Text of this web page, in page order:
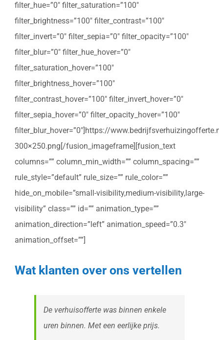
filter_hue=”0″ filter_saturation=”100″
filter_brightness=”100″ filter_contrast=”100″
filter_invert=”0″ filter_sepia=”0″ filter_opacity=”100″
filter_blur=”0″ filter_hue_hover=”0″
filter_saturation_hover=”100″
filter_brightness_hover=”100″
filter_contrast_hover=”100″ filter_invert_hover=”0″
filter_sepia_hover=”0″ filter_opacity_hover=”100″
filter_blur_hover=”0″]https://
300×250.png[/fusion_imageframe][fusion_text
columns=”” column_min_width=”” column_spacing=””
rule_style=”default” rule_size=”” rule_color=””
hide_on_mobile=”small-visibility,medium-visibility,large-
visibility” class=”” id=”” animation_type=””
animation_direction=”left” animation_speed=”0.3″
animation_offset=””]
Wat klanten over ons vertellen
De verhuisofferte was binnen enkele
uren binnen. Met een eerlijke prijs.